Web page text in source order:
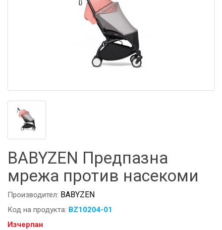
BABYZEN Предпазна
мрежа против насекоми
Производител: BABYZEN
Код на продукта: BZ10204-01
Изчерпан